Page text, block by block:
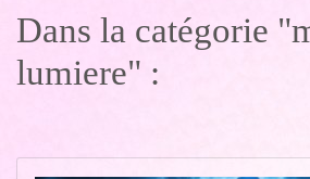
Dans la catégorie
lumiere" :